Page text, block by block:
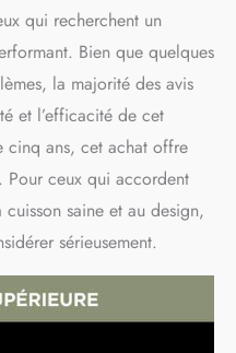
qui recherchent un
Bien que quelques
la majorité des avis
et l’efficacité de cet
cinq ans, cet achat offre
Pour ceux qui accordent
saine et au design,
sérieusement.